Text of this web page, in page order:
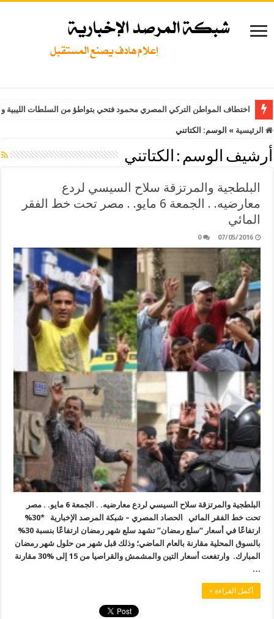
اختطاف المواطن التركي المصري محمود فتحي بتواطؤ من السلطات
الرئيسية » الوسم: الكتاتني
أرشيف الوسم : الكتاتني
البلطجية والمرتزقة سلاح السيسي لردع
معارضيه. . الجمعة 6 مايو. . مصر تحت خط الفقر
المائي
07/05/2016
0
البلطجية والمرتزقة سلاح السيسي لردع معارضيه. . الجمعة 6 مايو. . مصر
تحت خط الفقر المائي الحصاد المصري – شبكة المرصد الإخبارية *30%
ارتفاعًا في أسعار “سلع رمضان” تشهد سلع شهر رمضان ارتفاعًا بنسبة 30%
بالسوق المحلية مقارنة بالعام الماضي؛ وذلك قبل شهر من حلول شهر رمضان
المبارك. وارتفعت أسعار التين والمشمش والقراصيا من 15 إلى %30 مقارنة
…
أكمل القراءة »